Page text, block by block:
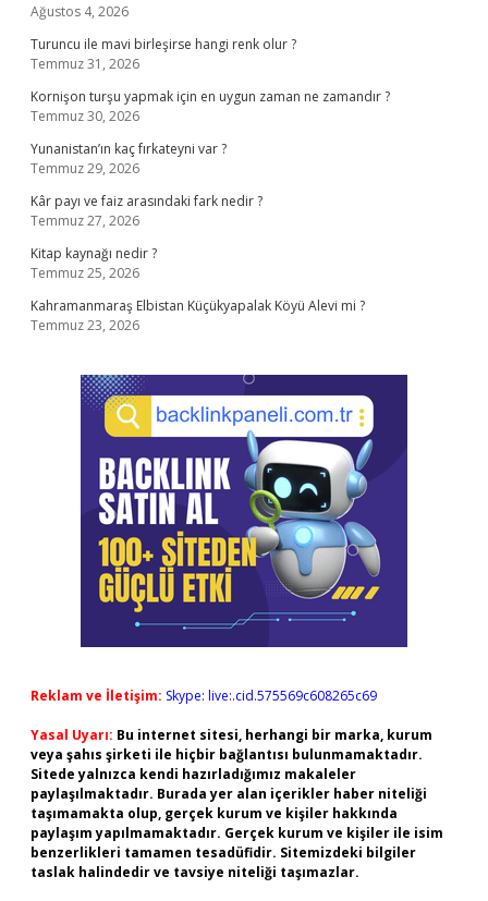
Ağustos 4, 2026
Turuncu ile mavi birleşirse hangi renk olur ?
Temmuz 31, 2026
Kornişon turşu yapmak için en uygun zaman ne zamandır ?
Temmuz 30, 2026
Yunanistan’ın kaç fırkateyni var ?
Temmuz 29, 2026
Kâr payı ve faiz arasındaki fark nedir ?
Temmuz 27, 2026
Kitap kaynağı nedir ?
Temmuz 25, 2026
Kahramanmaraş Elbistan Küçükyapalak Köyü Alevi mi ?
Temmuz 23, 2026
Reklam ve İletişim: Skype: live:.cid.575569c608265c69
Yasal Uyarı: Bu internet sitesi, herhangi bir marka, kurum
veya şahıs şirketi ile hiçbir bağlantısı bulunmamaktadır.
Sitede yalnızca kendi hazırladığımız makaleler
paylaşılmaktadır. Burada yer alan içerikler haber niteliği
taşımamakta olup, gerçek kurum ve kişiler hakkında
paylaşım yapılmamaktadır. Gerçek kurum ve kişiler ile isim
benzerlikleri tamamen tesadüfidir. Sitemizdeki bilgiler
taslak halindedir ve tavsiye niteliği taşımazlar.